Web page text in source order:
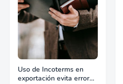
Uso de Incoterms en
exportación evita errores